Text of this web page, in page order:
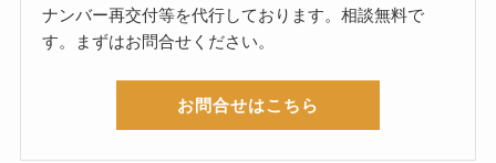
ナンバー再交付等を代行しております。相談無料で
す。まずはお問合せください。
お問合せはこちら